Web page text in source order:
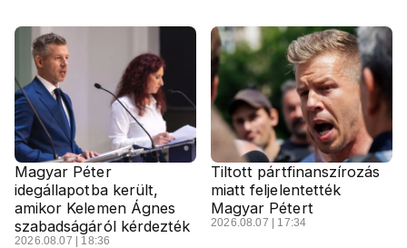
Magyar Péter
idegállapotba került,
amikor Kelemen Ágnes
szabadságáról kérdezték
2026.08.07 | 18:36
Tiltott pártfinanszírozás
miatt feljelentették
Magyar Pétert
2026.08.07 | 17:34